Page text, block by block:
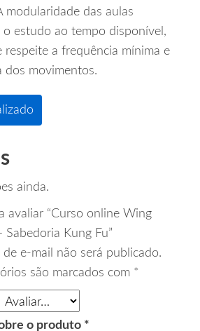
modularidade das aulas
estudo ao tempo disponível,
respeite a frequência mínima e
dos movimentos.
ainda.
avaliar “Curso online Wing
Sabedoria Kung Fu”
e-mail não será publicado.
são marcados com *
o produto *